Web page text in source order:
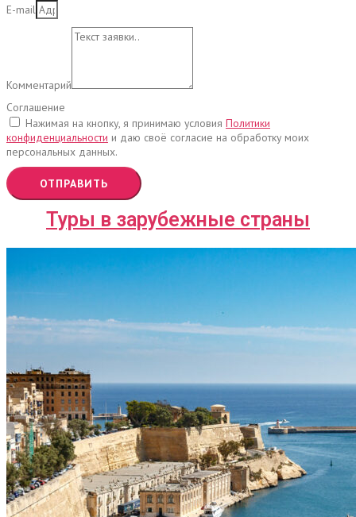
E-mail
Комментарий
Соглашение
Нажимая на кнопку, я принимаю условия Политики
конфиденциальности и даю своё согласие на обработку моих
персональных данных.
ОТПРАВИТЬ
Туры в зарубежные страны